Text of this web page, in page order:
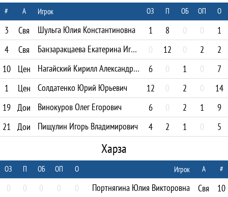
# А Игрок ОЗ П ОБ ОП О
3 Свя Шульга Юлия Константиновна 1 8 0 0
1
4
Свя Банзаракцаева Екатерина Игоревна 0 12 0 2
2
10
Цен Нагайский Кирилл Александрович 6 0 1 0
7
1
Цен Солдатенко Юрий Юрьевич 12 0 2 0
14
19 Дои Винокуров Олег Егорович 6 0 2 1
9
21
Дои Пищулин Игорь Владимирович 4 2 1 0 5
Харза
ОЗ П ОБ ОП О Игрок А #
0 0 0 0 0 Портнягина Юлия Викторовна Свя
10